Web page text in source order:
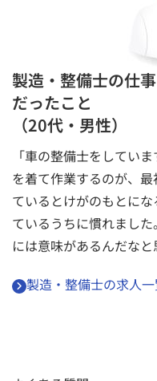
製造・整備士の仕
だったこと
（20代・男性）
「車の整備士をしてい
を着て作業するのが、
ているとけがのもとに
ているうちに慣れまし
には意味があるんだなと
製造・整備士の求人